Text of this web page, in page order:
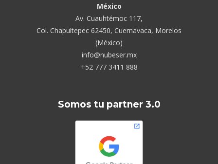
México
Av. Cuauhtémoc 117,
Col. Chapultepec 62450, Cuernavaca, Morelos
(México)
info@nubeser.mx
+52 777 3411 888
Somos tu partner 3.0